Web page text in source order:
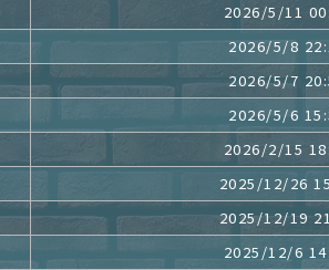
2026/5/11
2026/5/8
2026/5/7
2026/5/6
2026/2/15
2025/12/26
2025/12/19
2025/12/6